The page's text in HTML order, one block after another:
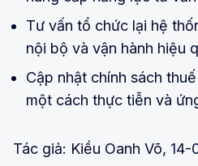
Tư vấn tổ chức lại hệ
nội bộ và vận hành hiệu
Cập nhật chính sách
một cách thực tiễn và
Tác giả: Kiều Oanh Võ,